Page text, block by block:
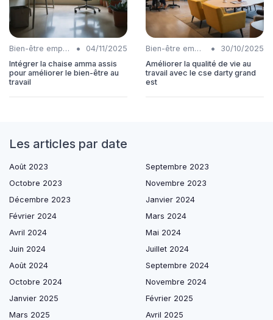
Bien-être employés •
04/11/2025
Intégrer la chaise amma assis
pour améliorer le bien-être au
travail
Bien-être employés •
30/10/2025
Améliorer la qualité de vie au
travail avec le cse darty grand
est
Les articles par date
Août 2023
Septembre 2023
Octobre 2023
Novembre 2023
Décembre 2023
Janvier 2024
Février 2024
Mars 2024
Avril 2024
Mai 2024
Juin 2024
Juillet 2024
Août 2024
Septembre 2024
Octobre 2024
Novembre 2024
Janvier 2025
Février 2025
Mars 2025
Avril 2025